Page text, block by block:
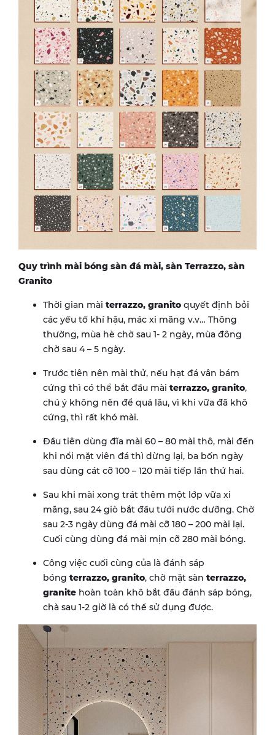
Quy trình mài bóng sàn đá mài, sàn Terrazzo, sàn
Granito
Thời gian mài terrazzo, granito quyết định bỏi
các yếu tố khí hậu, mác xi mãng v.v… Thông
thường, mùa hè chờ sau 1- 2 ngày, mùa đông
chờ sau 4 – 5 ngày.
Trước tiên nên mài thử, nếu hạt đá vân bám
cứng thì có thể bắt đầu mài terrazzo, granito,
chú ý không nên để quá lâu, vì khi vữa đã khô
cứng, thì rất khó mài.
Đầu tiên dùng đĩa mài 60 – 80 mài thô, mài đến
khi nổi mặt viên đá thì dừng lại, ba bốn ngày
sau dùng cát cỡ 100 – 120 mài tiếp lần thứ hai.
Sau khi mài xong trát thêm một lớp vữa xi
măng, sau 24 giò bắt đầu tưới nước dưỡng. Chờ
sau 2-3 ngày dùng đá mài cỡ 180 – 200 mài lại.
Cuối cùng dùng đá mài mịn cỡ 280 mài bóng.
Công việc cuối cùng của là đánh sáp
bóng terrazzo, granito, chờ mặt sàn terrazzo,
granite hoàn toàn khô bắt đầu đánh sáp bóng,
chà sau 1-2 giờ là có thể sử dụng được.